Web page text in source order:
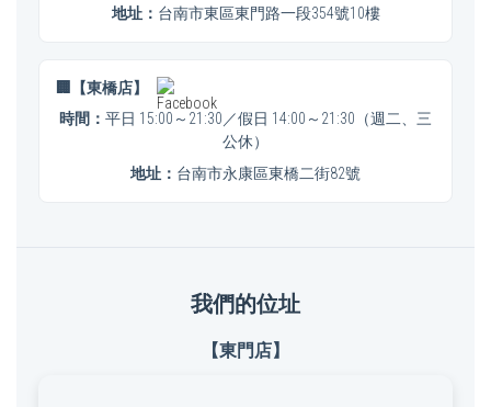
地址： 台南市東區東門路一段354號10樓
🏢【東橋店】
時間： 平日 15:00～21:30／假日 14:00～21:30（週二、三
公休）
地址： 台南市永康區東橋二街82號
我們的位址
【東門店】